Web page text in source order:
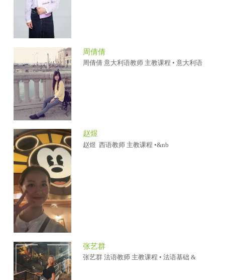
周倩倩
周倩倩 意大利语教师 主教课程 • 意大利语
赵煜
赵煜 西语教师 主教课程 •&nb
张艺群
张艺群 法语教师 主教课程 • 法语基础 &